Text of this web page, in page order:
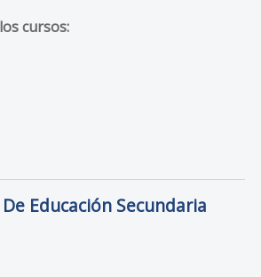
Educación Secundaria